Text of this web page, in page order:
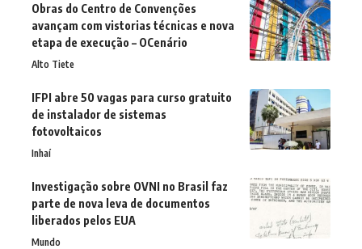
Obras do Centro de Convenções
avançam com vistorias técnicas e nova
etapa de execução – OCenário
Alto Tiete
IFPI abre 50 vagas para curso gratuito
de instalador de sistemas
fotovoltaicos
Inhaí
Investigação sobre OVNI no Brasil faz
parte de nova leva de documentos
liberados pelos EUA
Mundo